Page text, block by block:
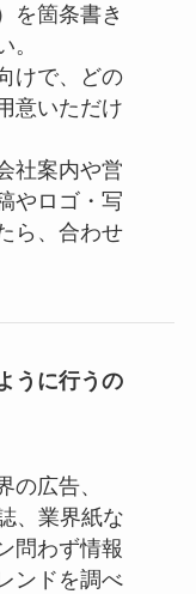
を箇条書き
。
けで、どの
意いただけ
社案内や営
やロゴ・写
ら、合わせ
うに行うの
の広告、
、業界紙な
問わず情報
ンドを調べ